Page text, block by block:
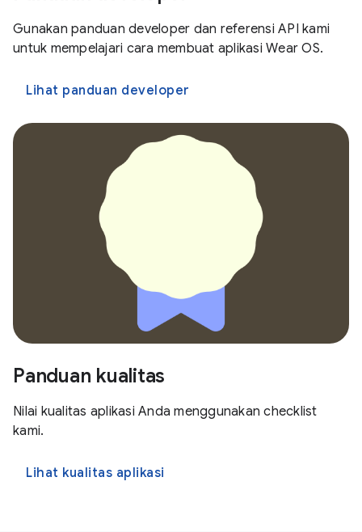
Gunakan panduan developer dan referensi API kami
untuk mempelajari cara membuat aplikasi Wear OS.
Lihat panduan developer
Panduan kualitas
Nilai kualitas aplikasi Anda menggunakan checklist
kami.
Lihat kualitas aplikasi